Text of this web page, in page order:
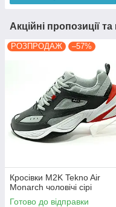
Акційні пропозиції
РОЗПРОДАЖ –57%
Кросівки M2K Tekno Air
Monarch чоловічі сірі
Готово до відправки